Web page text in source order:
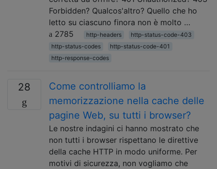
Forbidden? Qualcos'altro? Quello che ho
letto su ciascuno finora non è molto …
2785
http-headers
http-status-code-403
http-status-codes
http-status-code-401
http-response-codes
28
Come controlliamo la
memorizzazione nella cache delle
pagine Web, su tutti i browser?
Le nostre indagini ci hanno mostrato che
non tutti i browser rispettano le direttive
della cache HTTP in modo uniforme. Per
motivi di sicurezza, non vogliamo che